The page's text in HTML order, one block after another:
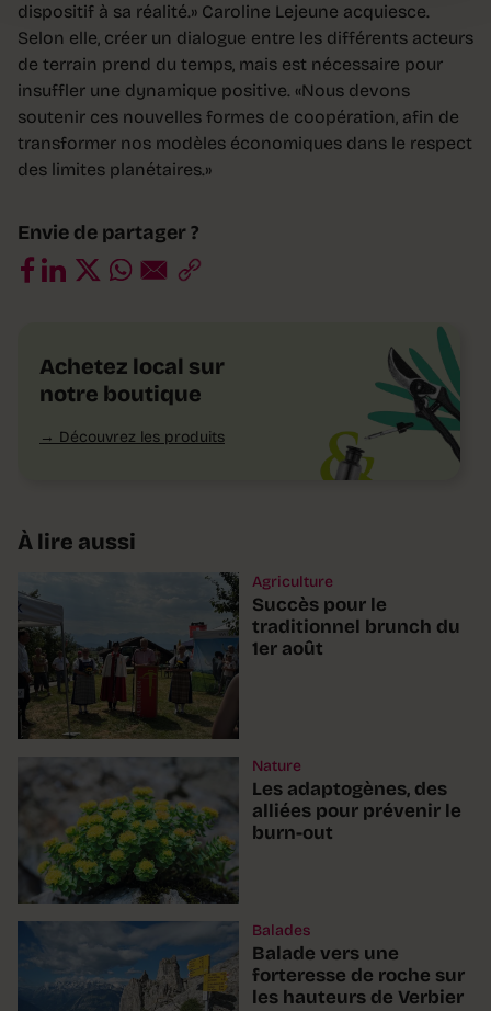
dispositif à sa réalité.» Caroline Lejeune acquiesce.
Selon elle, créer un dialogue entre les différents acteurs
de terrain prend du temps, mais est nécessaire pour
insuffler une dynamique positive. «Nous devons
soutenir ces nouvelles formes de coopération, afin de
transformer nos modèles économiques dans le respect
des limites planétaires.»
Envie de partager ?
Achetez local sur
notre boutique
Découvrez les produits
À lire aussi
Agriculture
Succès pour le
traditionnel brunch du
1er août
Nature
Les adaptogènes, des
alliées pour prévenir le
burn-out
Balades
Balade vers une
forteresse de roche sur
les hauteurs de Verbier